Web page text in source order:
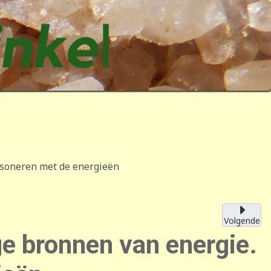
met de energieën
Volgende
bronnen van energie.